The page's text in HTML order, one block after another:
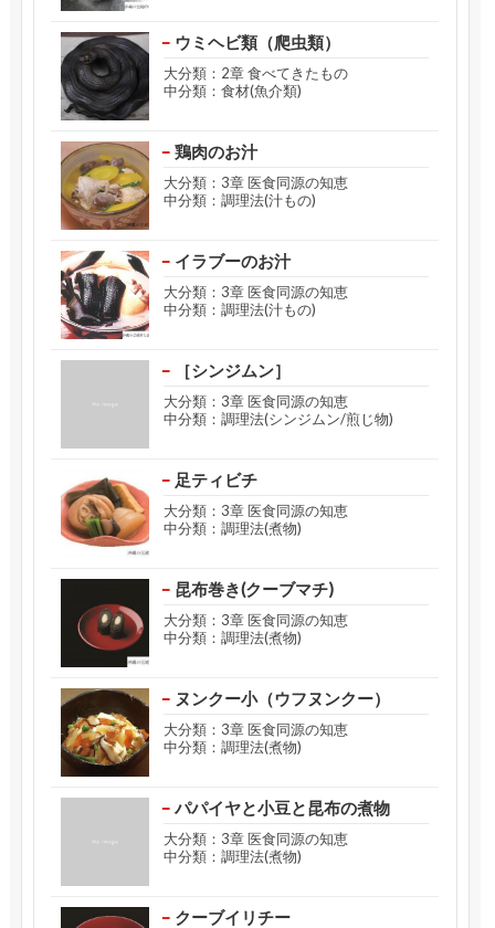
ウミヘビ類（爬虫類）
大分類：2章 食べてきたもの
中分類：食材(魚介類)
鶏肉のお汁
大分類：3章 医食同源の知恵
中分類：調理法(汁もの)
イラブーのお汁
大分類：3章 医食同源の知恵
中分類：調理法(汁もの)
［シンジムン］
大分類：3章 医食同源の知恵
中分類：調理法(シンジムン/煎じ物)
足ティビチ
大分類：3章 医食同源の知恵
中分類：調理法(煮物)
昆布巻き(クーブマチ)
大分類：3章 医食同源の知恵
中分類：調理法(煮物)
ヌンクー小（ウフヌンクー）
大分類：3章 医食同源の知恵
中分類：調理法(煮物)
パパイヤと小豆と昆布の煮物
大分類：3章 医食同源の知恵
中分類：調理法(煮物)
クーブイリチー